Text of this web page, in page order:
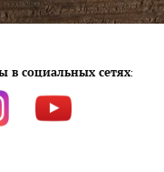
в социальных сетях: